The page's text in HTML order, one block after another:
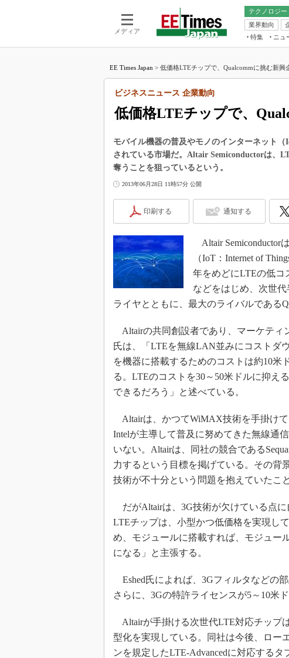
メディア
テクノロジー
電池／エネルギー
アナログ
マイコン
業界動向
特集 ニュ
福田昭のデバイス
リタイア直前エ
学漂流記
この10年で起こ
製品分解で探る
光伝送技術を知る
“異端児エンジニ
改革、執念の180
JASA発IoT通信
IHSアナリスト「
「英語に愛され
ための新行動論
電子ブッ
EE Times Japan > 低価格LTEチップで、Qualcommに挑む新興
低価格LTEチップで、
ビジネスニュース 企業動向
モバイル機器の普及やモノのインターネット
されている市場だ。Altair Semiconductorは、
奪うことを狙っているという。
2013年06月28日 11時57分 公開
印刷する 通知する
Altair Semiconductor
（IoT：Internet of
年をめどにLTEの低コ
などをはじめ、次世
ライヤとともに、最大のライバルである
Altairの共同創設者であり、マーケティ
氏は、「LTEを無線LAN並みにコストダ
を機器に搭載するためのコストは約10米
る。LTEのコストを30～50米ドルに抑え
できるだろう」と述べている。
Altairは、かつてWiMAX技術を手掛け
Intelが主導して普及に努めてきた無線通
いない。Altairは、同社の競合である
力するという目標を掲げている。その背
技術が不十分という問題を抱えていたこ
だがAltairは、3G技術が欠けている点に
LTEチップは、小型かつ低価格を実現し
め、モジュールに搭載すれば、モジュー
になる」と主張する。
Eshed氏によれば、3Gフィルタなどの
さらに、3Gの特許ライセンスが5～10米
Altairが手掛ける次世代LTE対応チップ
型化を実現している。同社は今後、ロー
ンを規定したLTE-Advancedに対応する